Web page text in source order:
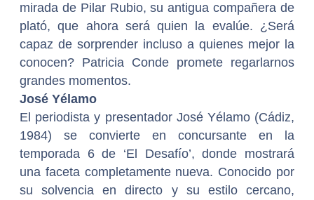
mirada de Pilar Rubio, su antigua compañera de
plató, que ahora será quien la evalúe. ¿Será
capaz de sorprender incluso a quienes mejor la
conocen? Patricia Conde promete regarlarnos
grandes momentos.
José Yélamo
El periodista y presentador José Yélamo (Cádiz,
1984) se convierte en concursante en la
temporada 6 de ‘El Desafío’, donde mostrará
una faceta completamente nueva. Conocido por
su solvencia en directo y su estilo cercano,